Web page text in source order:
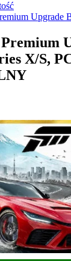
Upgrade
X/S,